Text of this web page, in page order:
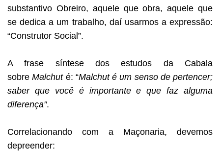
substantivo Obreiro, aquele que obra, aquele que
se dedica a um trabalho, daí usarmos a expressão:
“Construtor Social”.
A frase síntese dos estudos da Cabala
sobreMalchut é: “Malchut é um senso de pertencer;
saber que você é importante e que faz alguma
diferença".
Correlacionando com a Maçonaria, devemos
depreender: